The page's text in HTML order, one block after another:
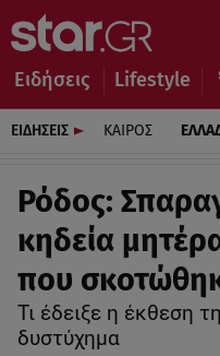
Ειδήσεις Lifestyle
ΕΙΔΗΣΕΙΣ ΚΑΙΡΟΣ
Ρόδος:
κηδεία
που
Τι έδειξε η έκθεση
δυστύχημα